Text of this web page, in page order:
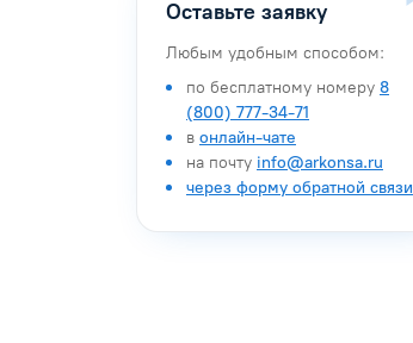
Оставьте заявку
Любым удобным способом:
по бесплатному номеру 8
(800) 777-34-71
в онлайн-чате
на почту info@arkonsa.ru
через форму обратной связи